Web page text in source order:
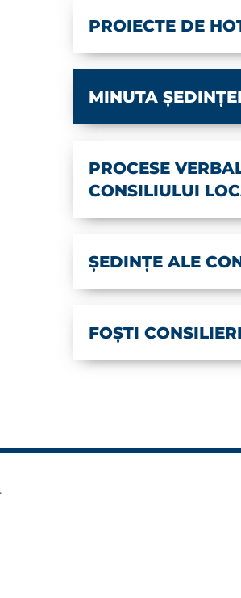
PROIECTE DE
MINUTA ȘEDINȚEI
PROCESE
CONSILIULUI
ȘEDINȚE ALE
FOȘTI